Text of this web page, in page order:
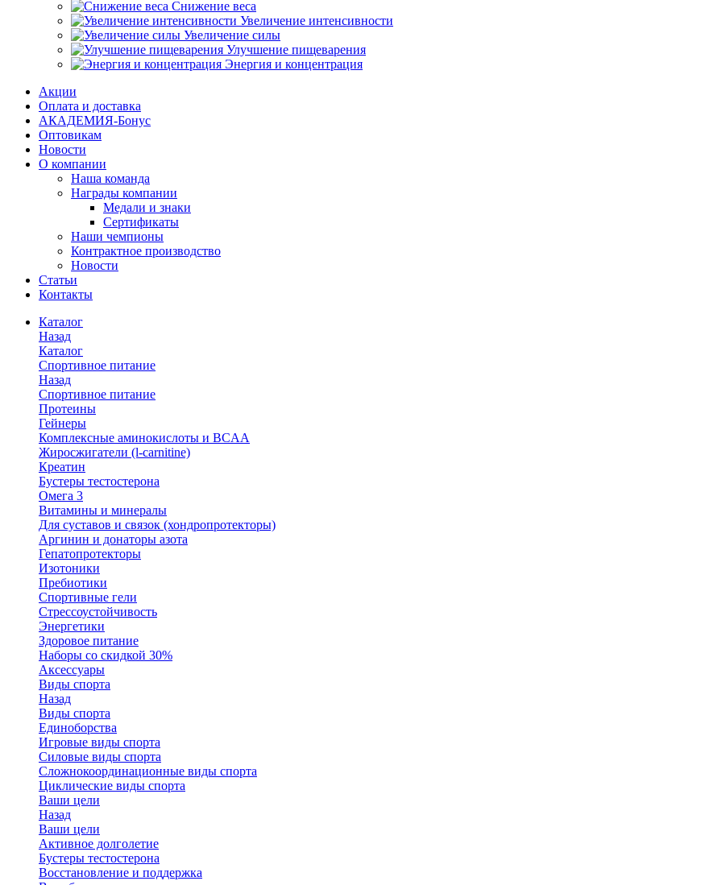
Снижение веса
Увеличение интенсивности
Увеличение силы
Улучшение пищеварения
Энергия и концентрация
Акции
Оплата и доставка
АКАДЕМИЯ-Бонус
Оптовикам
Новости
О компании
Наша команда
Награды компании
Медали и знаки
Сертификаты
Наши чемпионы
Контрактное производство
Новости
Статьи
Контакты
Каталог
Назад
Каталог
Спортивное питание
Назад
Спортивное питание
Протеины
Гейнеры
Комплексные аминокислоты и BCAA
Жиросжигатели (l-carnitine)
Креатин
Бустеры тестостерона
Омега 3
Витамины и минералы
Для суставов и связок (хондропротекторы)
Аргинин и донаторы азота
Гепатопротекторы
Изотоники
Пребиотики
Спортивные гели
Стрессоустойчивость
Энергетики
Здоровое питание
Наборы со скидкой 30%
Аксессуары
Виды спорта
Назад
Виды спорта
Единоборства
Игровые виды спорта
Силовые виды спорта
Сложнокоординационные виды спорта
Циклические виды спорта
Ваши цели
Назад
Ваши цели
Активное долголетие
Бустеры тестостерона
Восстановление и поддержка